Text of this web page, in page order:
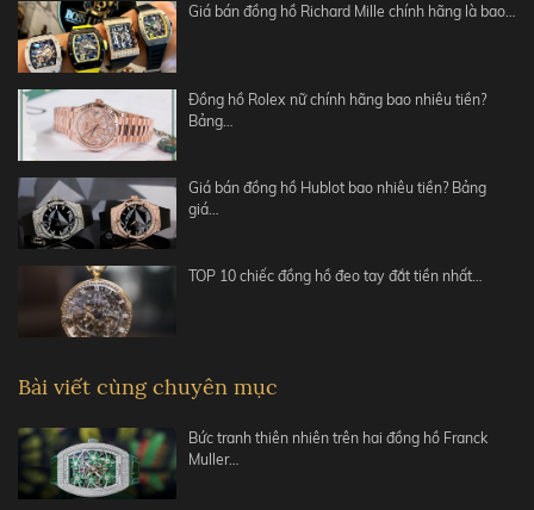
Giá bán đồng hồ Richard Mille chính hãng là bao…
Đồng hồ Rolex nữ chính hãng bao nhiêu tiền?
Bảng…
Giá bán đồng hồ Hublot bao nhiêu tiền? Bảng
giá…
TOP 10 chiếc đồng hồ đeo tay đắt tiền nhất…
Bài viết cùng chuyên mục
Bức tranh thiên nhiên trên hai đồng hồ Franck
Muller…